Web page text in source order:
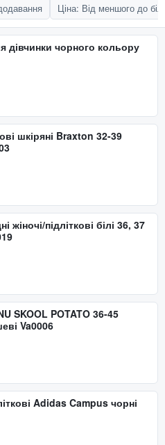
Ціна: Від меншого до
дівчинки чорного кольору
шкіряні Braxton 32-39
жіночі/підліткові білі 36, 37
SKOOL POTATO 36-45
Va0006
Adidas Campus чорні